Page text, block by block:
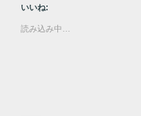
て
T
i
いいね:
読み込み中…